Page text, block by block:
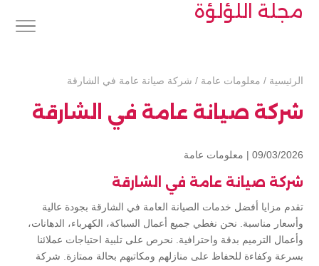
مجلة اللؤلؤة
الرئيسية / معلومات عامة / شركة صيانة عامة في الشارقة
شركة صيانة عامة في الشارقة
09/03/2026 | معلومات عامة
شركة صيانة عامة في الشارقة
تقدم مزايا أفضل خدمات الصيانة العامة في الشارقة بجودة عالية
وأسعار مناسبة. نحن نغطي جميع أعمال السباكة، الكهرباء، الدهانات،
وأعمال الترميم بدقة واحترافية. نحرص على تلبية احتياجات عملائنا
بسرعة وكفاءة للحفاظ على منازلهم ومكاتبهم بحالة ممتازة. شركة